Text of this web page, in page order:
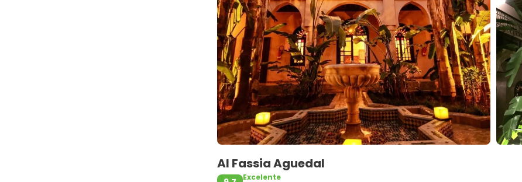
Al Fassia Aguedal
Excelente